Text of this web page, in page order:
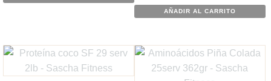
AÑADIR AL CARRITO